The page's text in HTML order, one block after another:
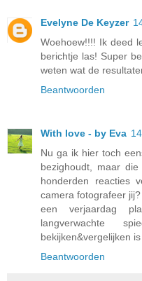
Evelyne De Keyzer
Woehoew!!!! Ik deed
berichtje las! Super
weten wat de
Beantwoorden
With love - by Eva
Nu ga ik hier toch
bezighoudt, maar
honderden reacties
camera fotografeer
een verjaardag
langverwachte
bekijken&vergelijken
Beantwoorden